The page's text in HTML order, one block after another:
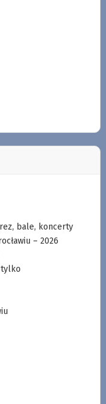
bale, koncerty
– 2026
tylko